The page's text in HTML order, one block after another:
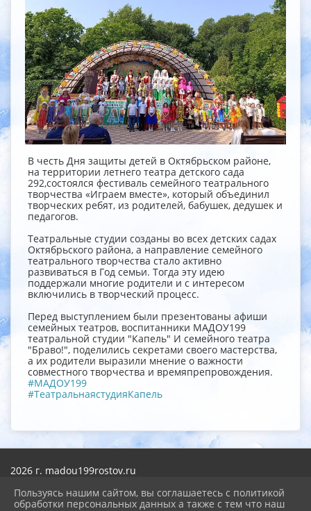
В честь Дня защиты детей в Октябрьском районе,
на территории летнего театра детского сада
292,состоялся фестиваль семейного театрального
творчества «Играем вместе», который объединил
творческих ребят, из родителей, бабушек, дедушек и
педагогов.
Театральные студии созданы во всех детских садах
Октябрьского района, а направление семейного
театрального творчества стало активно
развиваться в Год семьи. Тогда эту идею
поддержали многие родители и с интересом
включились в творческий процесс.
Перед выступлением были презентованы афиши
семейных театров, воспитанники МАДОУ199
театральной студии "Капель" И семейного театра
"Браво!", поделились секретами своего мастерства,
а их родители выразили мнение о важности
совместного творчества и времяпрепровождения.
#МАДОУ199
#ТеатральнаястудияКапель
2026 г. madou199rostov.ru
Карта сайта
Политика обработки персональных данных
Пользуясь нашим сайтом, вы соглашаетесь с политикой
обработки персональных данных а также с тем что наш